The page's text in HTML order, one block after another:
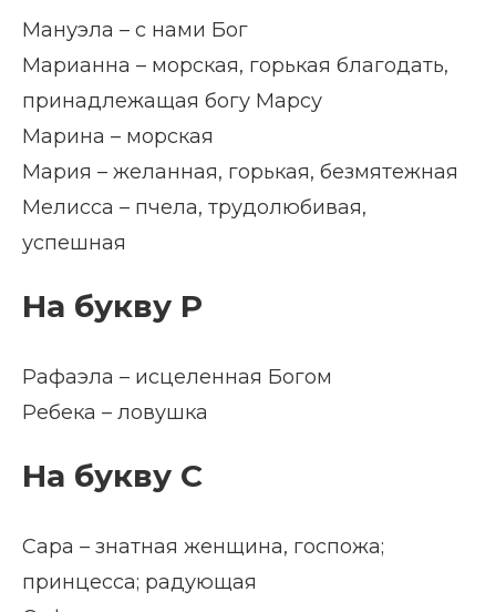
Мануэла – с нами Бог
Марианна – морская, горькая благодать,
принадлежащая богу Марсу
Марина – морская
Мария – желанная, горькая, безмятежная
Мелисса – пчела, трудолюбивая,
успешная
На букву Р
Рафаэла – исцеленная Богом
Ребека – ловушка
На букву С
Сара – знатная женщина, госпожа;
принцесса; радующая